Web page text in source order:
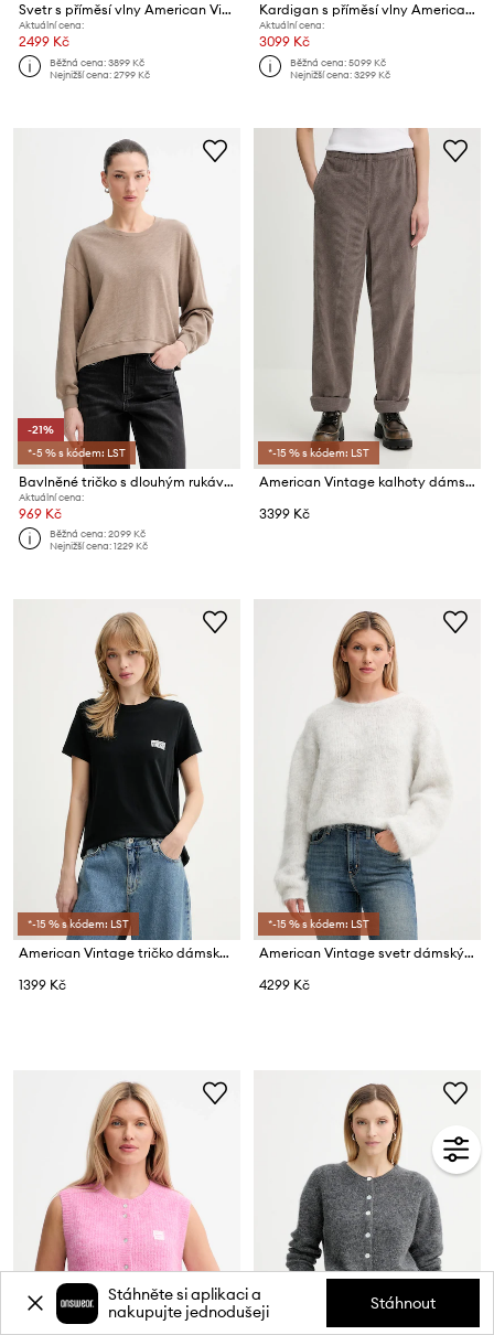
Svetr s příměsí vlny American Vintage
Aktuální cena:
2499 Kč
Běžná cena:3899 Kč
Nejnižší cena:2799 Kč
Kardigan s příměsí vlny American Vintage
Aktuální cena:
3099 Kč
Běžná cena:5099 Kč
Nejnižší cena:3299 Kč
-21%
*-5 % s kódem: LST
Bavlněné tričko s dlouhým rukávem American Vintage
Aktuální cena:
969 Kč
Běžná cena:2099 Kč
Nejnižší cena:1229 Kč
*-15 % s kódem: LST
American Vintage kalhoty dámské manšestrové
3399 Kč
*-15 % s kódem: LST
American Vintage tričko dámské bavlněné
1399 Kč
*-15 % s kódem: LST
American Vintage svetr dámský s vlnou
4299 Kč
Stáhněte si aplikaci a
nakupujte jednodušeji
Stáhnout